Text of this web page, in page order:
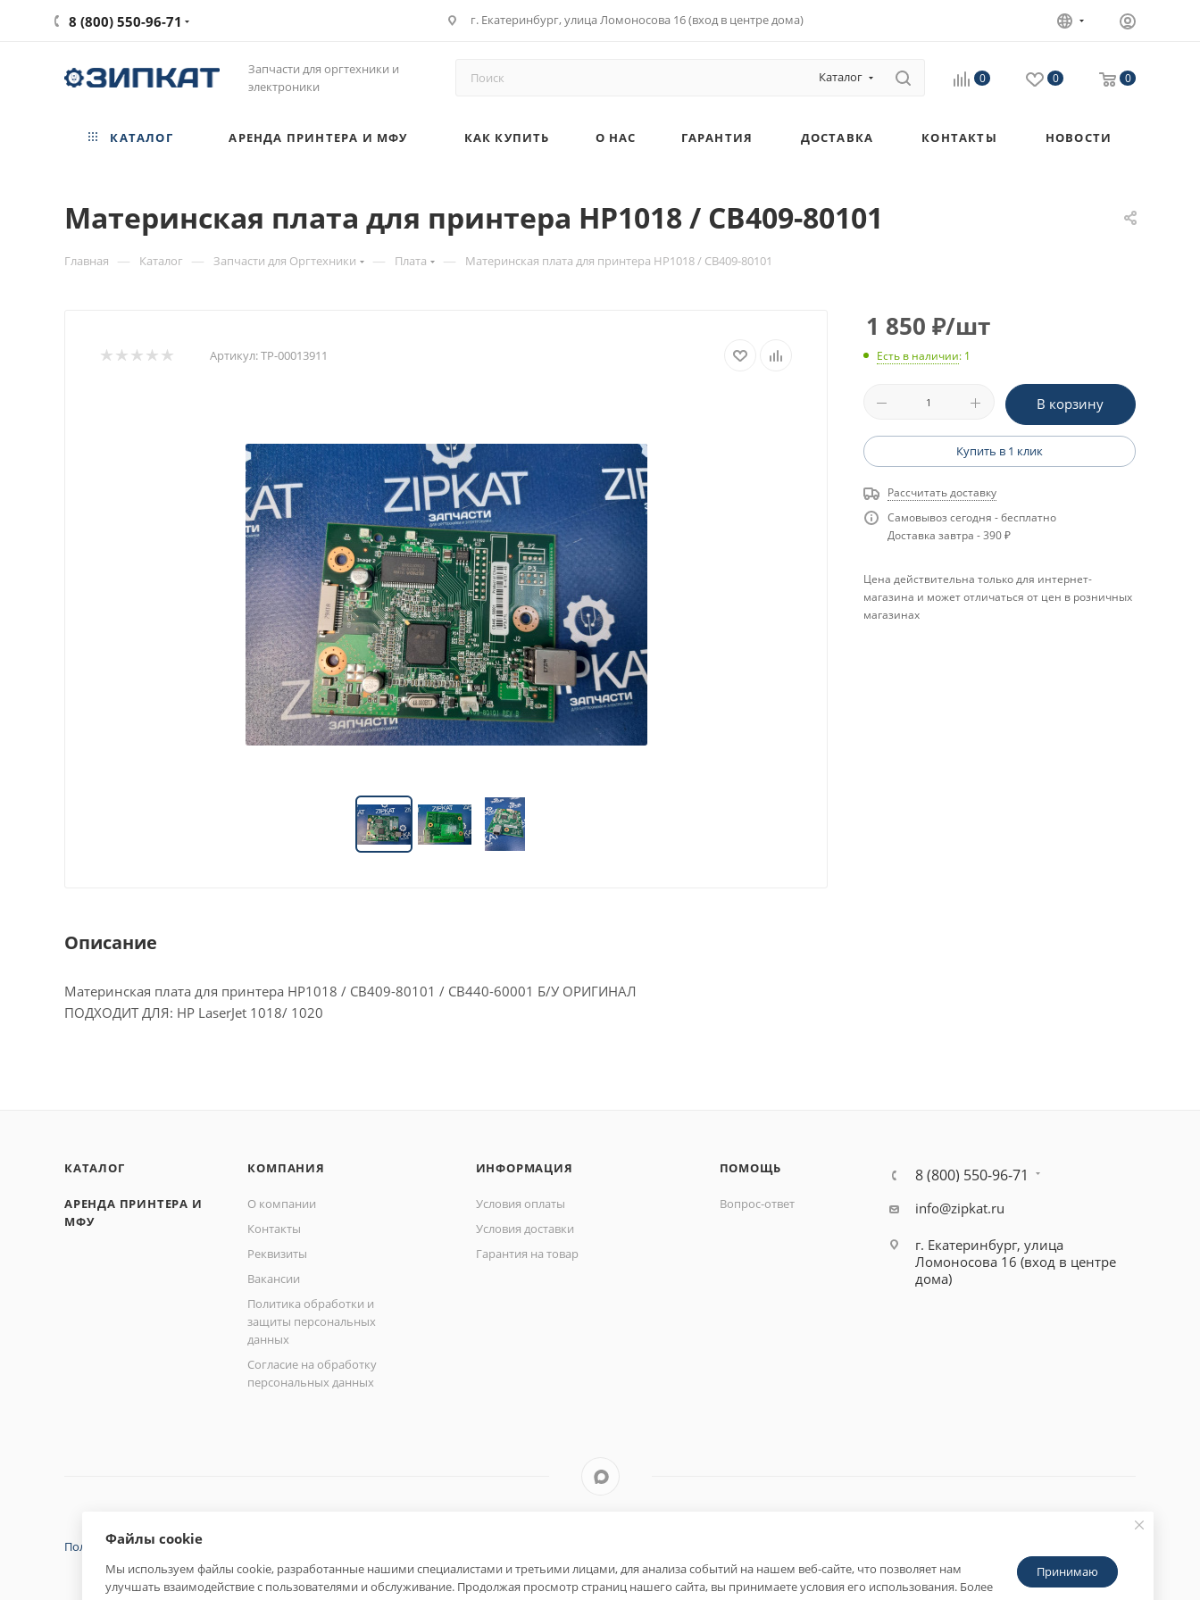
8 (800) 550-96-71 г. Екатеринбург, улица Ломоносова 16 (вход в центре дома)
Запчасти для оргтехники и
электроники
Каталог 0 0 0
КАТАЛОГ АРЕНДА ПРИНТЕРА И МФУ КАК КУПИТЬ О НАС ГАРАНТИЯ ДОСТАВКА КОНТАКТЫ НОВОСТИ
Материнская плата для принтера HP1018 / CB409-80101
Главная — Каталог — Запчасти для Оргтехники — Плата — Материнская плата для принтера HP1018 / CB409-80101
Артикул:ТР-00013911
Описание
Материнская плата для принтера HP1018 / CB409-80101 / CB440-60001 Б/У ОРИГИНАЛ
ПОДХОДИТ ДЛЯ: HP LaserJet 1018/ 1020
1 850 ₽/шт
Есть в наличии: 1
В корзину
Купить в 1 клик
Рассчитать доставку
Самовывоз сегодня - бесплатно
Доставка завтра - 390 ₽
Цена действительна только для интернет-
магазина и может отличаться от цен в розничных
магазинах
КАТАЛОГ
АРЕНДА ПРИНТЕРА И
МФУ
КОМПАНИЯ
О компании
Контакты
Реквизиты
Вакансии
Политика обработки и
защиты персональных
данных
Согласие на обработку
персональных данных
ИНФОРМАЦИЯ
Условия оплаты
Условия доставки
Гарантия на товар
ПОМОЩЬ
Вопрос-ответ
8 (800) 550-96-71
info@zipkat.ru
г. Екатеринбург, улица
Ломоносова 16 (вход в центре
дома)
Политика конфиденциальности
Файлы cookie
Мы используем файлы cookie, разработанные нашими специалистами и третьими лицами, для анализа событий на нашем веб-сайте, что позволяет нам
улучшать взаимодействие с пользователями и обслуживание. Продолжая просмотр страниц нашего сайта, вы принимаете условия его использования. Более
Принимаю